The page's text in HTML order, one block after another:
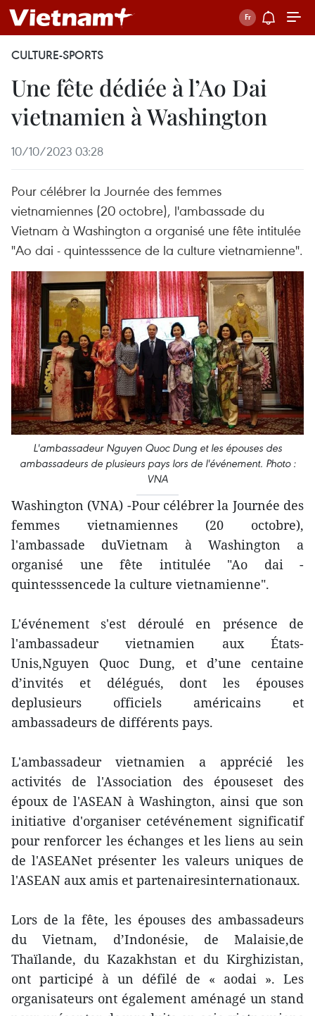
CULTURE-SPORTS
Une fête dédiée à l’Ao Dai
vietnamien à Washington
10/10/2023 03:28
Pour célébrer la Journée des femmes
vietnamiennes (20 octobre), l'ambassade du
Vietnam à Washington a organisé une fête intitulée
"Ao dai - quintesssence de la culture vietnamienne".
L'ambassadeur Nguyen Quoc Dung et les épouses des
ambassadeurs de plusieurs pays lors de l'événement. Photo :
VNA
Washington (VNA) -Pour célébrer la Journée des
femmes vietnamiennes (20 octobre),
l'ambassade duVietnam à Washington a
organisé une fête intitulée "Ao dai -
quintesssencede la culture vietnamienne".
L'événement s'est déroulé en présence de
l'ambassadeur vietnamien aux États-
Unis,Nguyen Quoc Dung, et d’une centaine
d’invités et délégués, dont les épouses
deplusieurs officiels américains et
ambassadeurs de différents pays.
L'ambassadeur vietnamien a apprécié les
activités de l'Association des épouseset des
époux de l'ASEAN à Washington, ainsi que son
initiative d'organiser cetévénement significatif
pour renforcer les échanges et les liens au sein
de l'ASEANet présenter les valeurs uniques de
l'ASEAN aux amis et partenairesinternationaux.
Lors de la fête, les épouses des ambassadeurs
du Vietnam, d’Indonésie, de Malaisie,de
Thaïlande, du Kazakhstan et du Kirghizistan,
ont participé à un défilé de « aodai ». Les
organisateurs ont également aménagé un stand